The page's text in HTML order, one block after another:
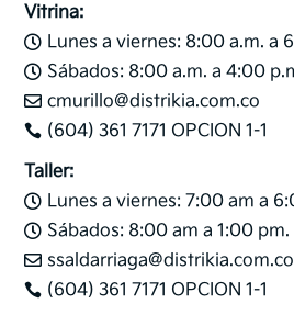
Vitrina:
 Lunes a viernes: 8:00 a.m. a
 Sábados: 8:00 a.m. a 4:00
 cmurillo@distrikia.com.co
 (604) 361 7171 OPCION 1-1
Taller:
 Lunes a viernes: 7:00 am a
 Sábados: 8:00 am a 1:00 pm.
 ssaldarriaga@distrikia.com.co
 (604) 361 7171 OPCION 1-1